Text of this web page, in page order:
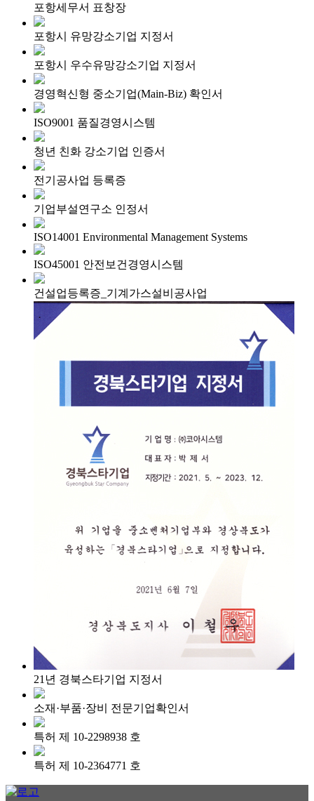
포항세무서 표창장
포항시 유망강소기업 지정서
포항시 우수유망강소기업 지정서
경영혁신형 중소기업(Main-Biz) 확인서
ISO9001 품질경영시스템
청년 친화 강소기업 인증서
전기공사업 등록증
기업부설연구소 인정서
ISO14001 Environmental Management Systems
ISO45001 안전보건경영시스템
건설업등록증_기계가스설비공사업
21년 경북스타기업 지정서
소재·부품·장비 전문기업확인서
특허 제 10-2298938 호
특허 제 10-2364771 호